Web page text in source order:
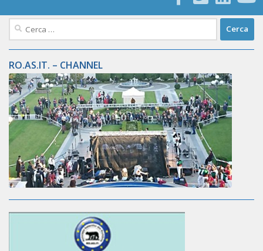
Ricerca
RO.AS.IT. – CHANNEL